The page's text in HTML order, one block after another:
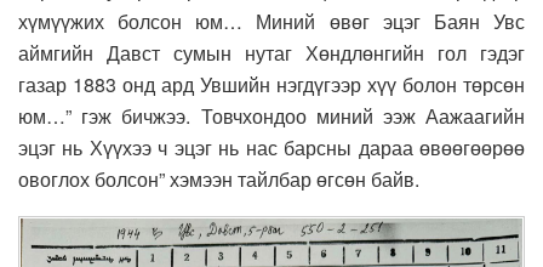
хүмүүжих болсон юм… Миний өвөг эцэг Баян Увс
аймгийн Давст сумын нутаг Хөндлөнгийн гол гэдэг
газар 1883 онд ард Увшийн нэгдүгээр хүү болон төрсөн
юм…” гэж бичжээ. Товчхондоо миний ээж Аажаагийн
эцэг нь Хүүхээ ч эцэг нь нас барсны дараа өвөөгөөрөө
овоглох болсон” хэмээн тайлбар өгсөн байв.